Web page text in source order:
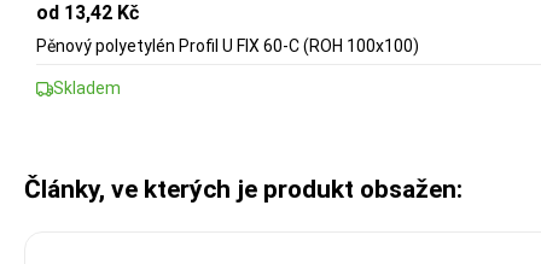
od 13,42 Kč
Pěnový polyetylén Profil U FIX 60-C (ROH 100x100)
Skladem
Články, ve kterých je produkt obsažen: